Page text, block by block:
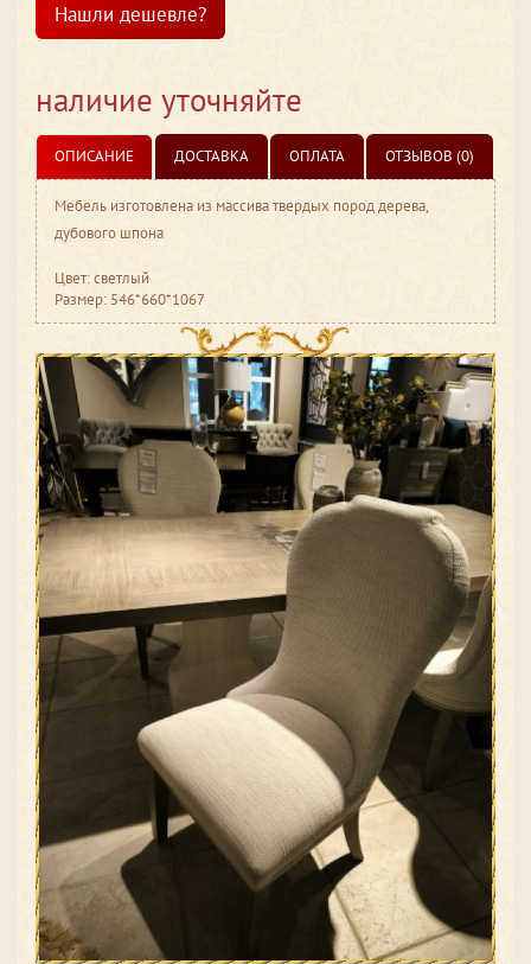
Нашли дешевле?
наличие уточняйте
ОПИСАНИЕ ДОСТАВКА ОПЛАТА ОТЗЫВОВ (0)
Мебель изготовлена из массива твердых пород дерева,
дубового шпона
Цвет: светлый
Размер: 546*660*1067